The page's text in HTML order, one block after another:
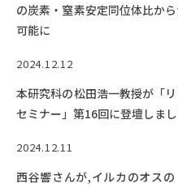
の炭素・窒素安定同位体比か
可能に
2024.12.12
本研究科の松田浩一教授が「
セミナー」第16回に登壇しまし
2024.12.11
西谷響さんが,イルカのオス